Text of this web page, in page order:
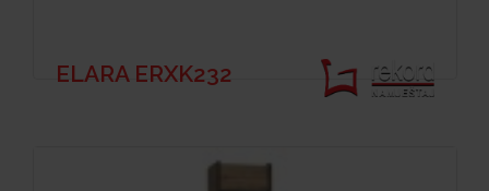
ELARA ERXK232